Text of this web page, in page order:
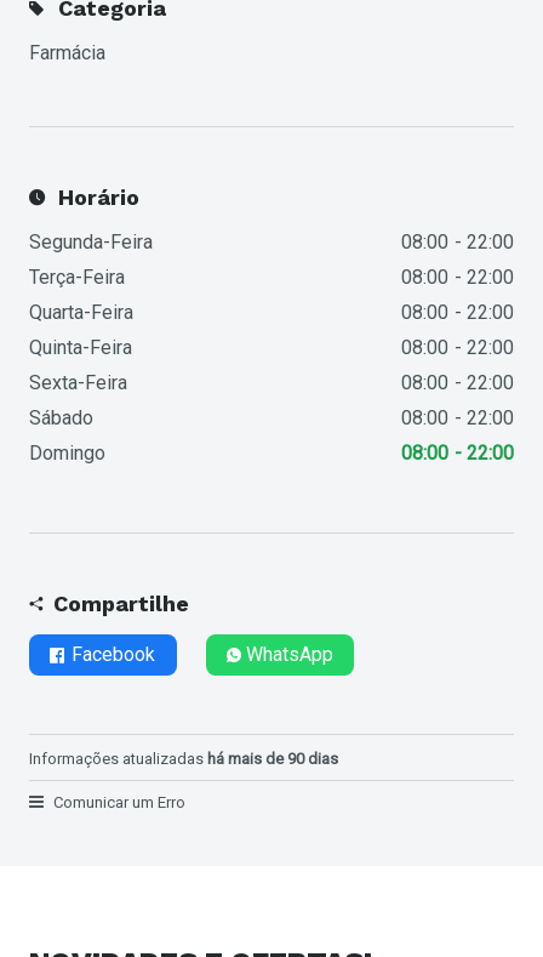
Categoria
Farmácia
Horário
Segunda-Feira 08:00
22:00
Terça-Feira
08:00
22:00
Quarta-Feira
08:00
22:00
Quinta-Feira
08:00
22:00
Sexta-Feira
08:00
22:00
Sábado
08:00
22:00
Domingo
08:00 22:00
Compartilhe
Facebook WhatsApp
Informações atualizadas há mais de 90 dias
Comunicar um Erro